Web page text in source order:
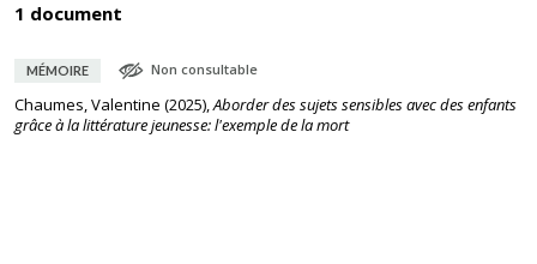
1 document
MÉMOIRE Non consultable
Chaumes, Valentine (2025),Aborder des sujets sensibles avec des enfants
grâce à la littérature jeunesse: l'exemple de la mort